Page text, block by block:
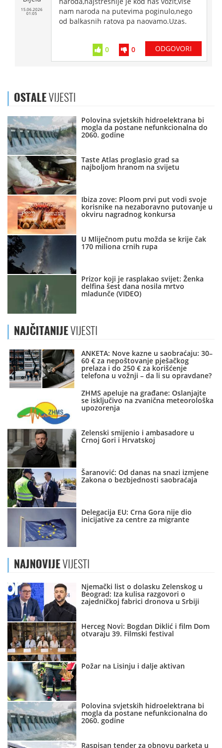
15.06.2026
01:05
nam naroda na putevima poginulo,nego
od balkasnih ratova pa naovamo.Uzas.
0 0 ODGOVORI
OSTALEVIJESTI
Polovina svjetskih hidroelektrana bi
mogla da postane nefunkcionalna do
2060. godine
Taste Atlas proglasio grad sa
najboljom hranom na svijetu
Ibiza zove: Ploom prvi put vodi svoje
korisnike na nezaboravno putovanje u
okviru nagradnog konkursa
U Mliječnom putu možda se krije čak
170 miliona crnih rupa
Prizor koji je rasplakao svijet: Ženka
delfina šest dana nosila mrtvo
mladunče (VIDEO)
NAJČITANIJEVIJESTI
ANKETA: Nove kazne u saobraćaju: 30–
60 € za nepoštovanje pješačkog
prelaza i do 250 € za korišćenje
telefona u vožnji – da li su opravdane?
ZHMS apeluje na građane: Oslanjajte
se isključivo na zvanična meteorološka
upozorenja
Zelenski smijenio i ambasadore u
Crnoj Gori i Hrvatskoj
Šaranović: Od danas na snazi izmjene
Zakona o bezbjednosti saobraćaja
Delegacija EU: Crna Gora nije dio
inicijative za centre za migrante
NAJNOVIJEVIJESTI
Njemački list o dolasku Zelenskog u
Beograd: Iza kulisa razgovori o
zajedničkoj fabrici dronova u Srbiji
Herceg Novi: Bogdan Diklić i film Dom
otvaraju 39. Filmski festival
Požar na Lisinju i dalje aktivan
Polovina svjetskih hidroelektrana bi
mogla da postane nefunkcionalna do
2060. godine
Raspisan tender za obnovu parketa u